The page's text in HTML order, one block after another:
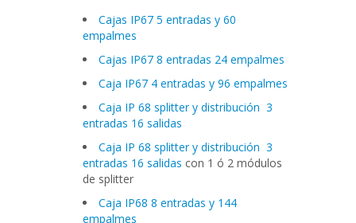
Cajas IP67 5 entradas y 60
empalmes
Cajas IP67 8 entradas 24 empalmes
Caja IP67 4 entradas y 96 empalmes
Caja IP 68 splitter y distribución 3
entradas 16 salidas
Caja IP 68 splitter y distribución 3
entradas 16 salidas con 1 ó 2 módulos
de splitter
Caja IP68 8 entradas y 144
empalmes